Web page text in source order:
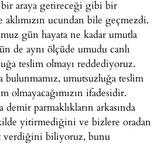
araya getireceği gibi bir
ucundan bile geçmezdi.
gün hayata ne kadar umutla
de aynı ölçüde umudu canlı
teslim olmayı reddediyoruz.
umutsuzluğa teslim
olmayacağımızın ifadesidir.
demir parmaklıkların arkasında
yitirmediğini ve bizlere oradan
verdiğini biliyoruz, bunu